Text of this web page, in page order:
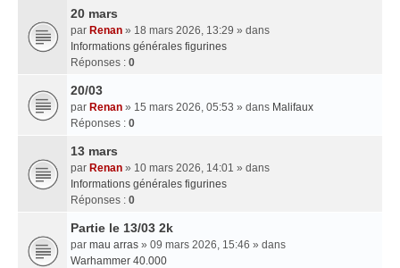
20 mars
par Renan » 18 mars 2026, 13:29 » dans
Informations générales figurines
Réponses : 0
20/03
par Renan » 15 mars 2026, 05:53 » dans Malifaux
Réponses : 0
13 mars
par Renan » 10 mars 2026, 14:01 » dans
Informations générales figurines
Réponses : 0
Partie le 13/03 2k
par mau arras » 09 mars 2026, 15:46 » dans
Warhammer 40.000